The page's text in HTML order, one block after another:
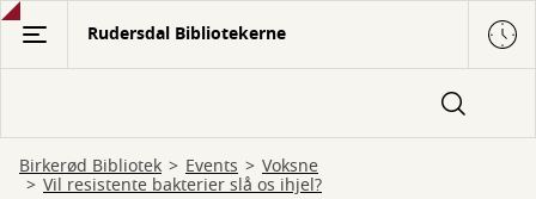
Gå
hovedindhold
Rudersdal Bibliotekerne
Birkerød Bibliotek Events Voksne
Vil resistente bakterier slå os ihjel?